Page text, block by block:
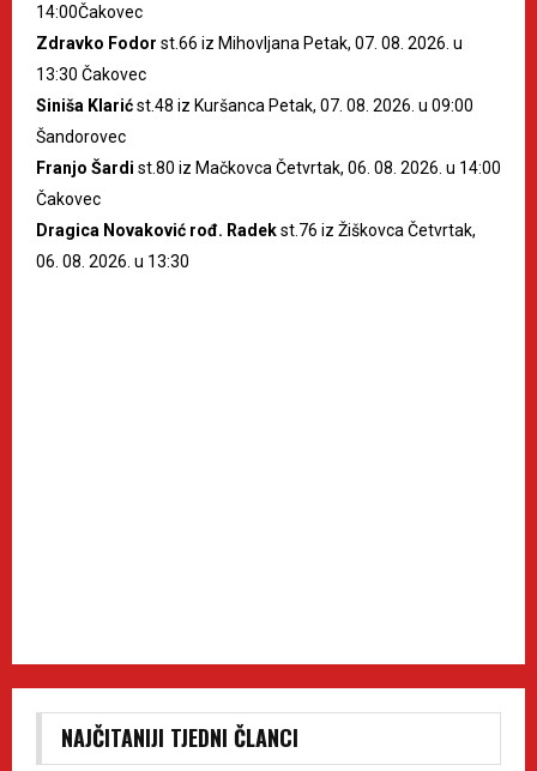
14:00Čakovec
Zdravko Fodor st.66 iz Mihovljana Petak, 07. 08. 2026. u
13:30 Čakovec
Siniša Klarićst.48 iz Kuršanca Petak, 07. 08. 2026. u 09:00
Šandorovec
Franjo Šardi st.80 iz Mačkovca Četvrtak, 06. 08. 2026. u 14:00
Čakovec
Dragica Novaković rođ. Radekst.76 iz Žiškovca Četvrtak,
06. 08. 2026. u 13:30
NAJČITANIJI TJEDNI ČLANCI